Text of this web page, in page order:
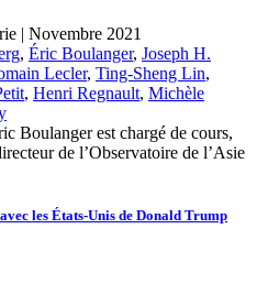
| Novembre 2021
, Éric Boulanger, Joseph H.
Lecler, Ting-Sheng Lin,
, Henri Regnault, Michèle
Boulanger est chargé de cours,
de l’Observatoire de l’Asie
les États-Unis de Donald Trump